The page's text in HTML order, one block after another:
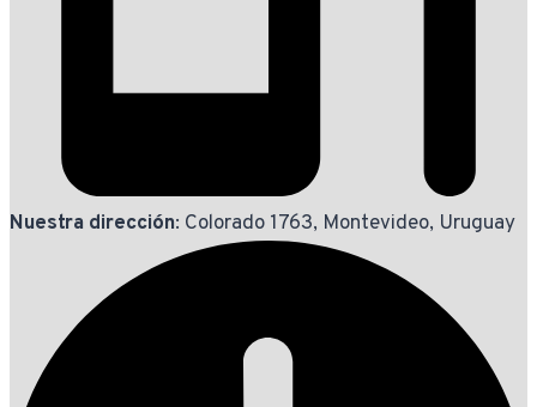
Nuestra dirección: Colorado 1763, Montevideo, Uruguay